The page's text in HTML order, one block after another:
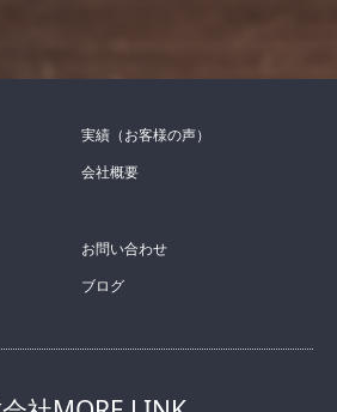
実績（お客様の声）
会社概要
お問い合わせ
ブログ